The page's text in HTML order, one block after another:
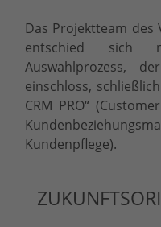
Das Projektteam des
entschied sich
Auswahlprozess,
einschloss,
CRM PRO“
Kundenpflege).